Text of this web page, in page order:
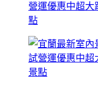
營運優惠中超大
點